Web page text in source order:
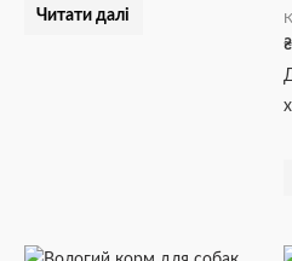
Читати далі
₴